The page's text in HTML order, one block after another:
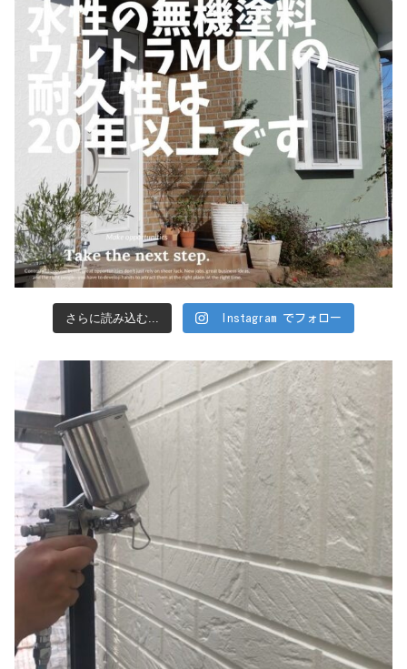
さらに読み込む... Instagram でフォロー